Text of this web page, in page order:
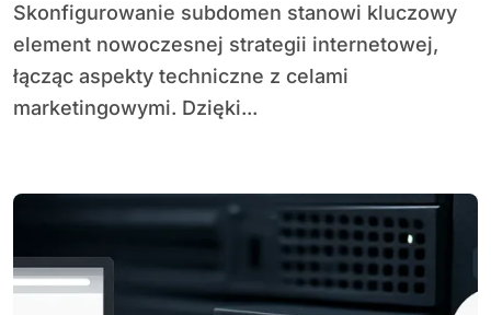
Skonfigurowanie subdomen stanowi kluczowy
element nowoczesnej strategii internetowej,
łącząc aspekty techniczne z celami
marketingowymi. Dzięki...